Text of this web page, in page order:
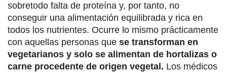
sobretodo falta de proteína y, por tanto, no
conseguir una alimentación equilibrada y rica en
todos los nutrientes. Ocurre lo mismo prácticamente
con aquellas personas que se transforman en
vegetarianos y solo se alimentan de hortalizas o
carne procedente de origen vegetal. Los médicos